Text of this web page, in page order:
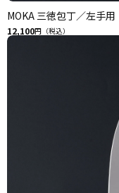
MOKA 三徳包丁／左手用
12,100円（税込）